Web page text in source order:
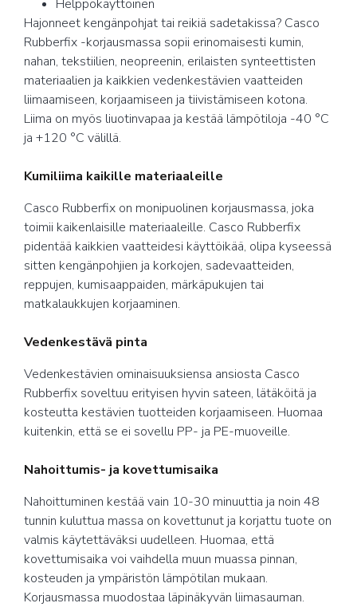
Helppokäyttöinen
Hajonneet kengänpohjat tai reikiä sadetakissa? Casco
Rubberfix -korjausmassa sopii erinomaisesti kumin,
nahan, tekstiilien, neopreenin, erilaisten synteettisten
materiaalien ja kaikkien vedenkestävien vaatteiden
liimaamiseen, korjaamiseen ja tiivistämiseen kotona.
Liima on myös liuotinvapaa ja kestää lämpötiloja -40 °C
ja +120 °C välillä.
Kumiliima kaikille materiaaleille
Casco Rubberfix on monipuolinen korjausmassa, joka
toimii kaikenlaisille materiaaleille. Casco Rubberfix
pidentää kaikkien vaatteidesi käyttöikää, olipa kyseessä
sitten kengänpohjien ja korkojen, sadevaatteiden,
reppujen, kumisaappaiden, märkäpukujen tai
matkalaukkujen korjaaminen.
Vedenkestävä pinta
Vedenkestävien ominaisuuksiensa ansiosta Casco
Rubberfix soveltuu erityisen hyvin sateen, lätäköitä ja
kosteutta kestävien tuotteiden korjaamiseen. Huomaa
kuitenkin, että se ei sovellu PP- ja PE-muoveille.
Nahoittumis- ja kovettumisaika
Nahoittuminen kestää vain 10-30 minuuttia ja noin 48
tunnin kuluttua massa on kovettunut ja korjattu tuote on
valmis käytettäväksi uudelleen. Huomaa, että
kovettumisaika voi vaihdella muun muassa pinnan,
kosteuden ja ympäristön lämpötilan mukaan.
Korjausmassa muodostaa läpinäkyvän liimasauman.